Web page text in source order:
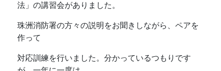
法」の講習会がありました。
珠洲消防署の方々の説明をお聞きしながら、ペアを
作って
対応訓練を行いました。分かっているつもりです